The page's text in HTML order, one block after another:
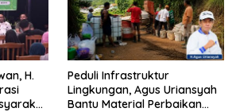
H.
Peduli Infrastruktur
Lingkungan, Agus Uriansyah
Bantu Material Perbaikan